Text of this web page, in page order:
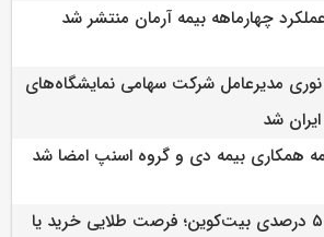
چهارماهه بیمه آرمان منتشر شد
مدیرعامل شرکت سهامی نمایشگاه‌های
شد
همکاری بیمه دی و گروه اسنپ امضا شد
ریزش ۵۰ درصدی بیت‌کوین؛ فرصت طلایی خرید یا